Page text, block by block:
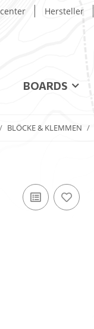
Hersteller
BOARDS
BLÖCKE & KLEMMEN